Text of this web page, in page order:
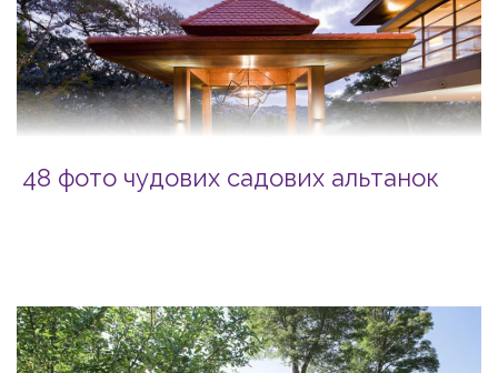
48 фото чудових садових альтанок